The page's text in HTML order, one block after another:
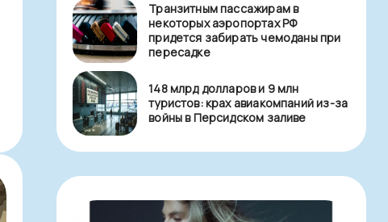
Транзитным пассажирам в
некоторых аэропортах РФ
придется забирать чемоданы при
пересадке
148 млрд долларов и 9 млн
туристов: крах авиакомпаний из-за
войны в Персидском заливе